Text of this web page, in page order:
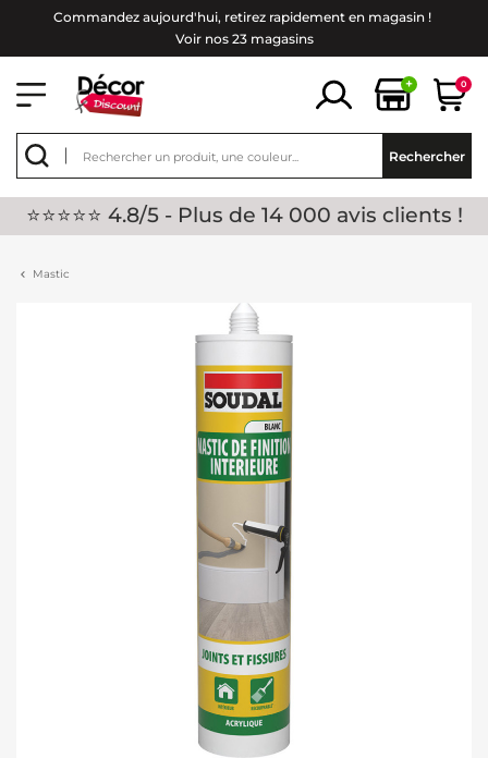
Commandez aujourd'hui, retirez rapidement en magasin !
Voir nos 23 magasins
+ 0
Rechercher
⭐⭐⭐⭐⭐ 4.8/5 - Plus de 14 000 avis clients !
Mastic